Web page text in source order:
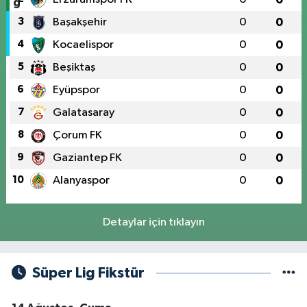
3 Başakşehir 0 0
4 Kocaelispor 0 0
5 Beşiktaş 0 0
6 Eyüpspor 0 0
7 Galatasaray 0 0
8 Çorum FK 0 0
9 Gaziantep FK 0 0
10 Alanyaspor 0 0
Detaylar için tıklayın
Süper Lig Fikstür